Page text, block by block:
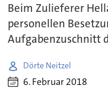
Beim Zulieferer
personellen
Aufgabenzuschnitt
Dörte Neitzel
6. Februar 2018